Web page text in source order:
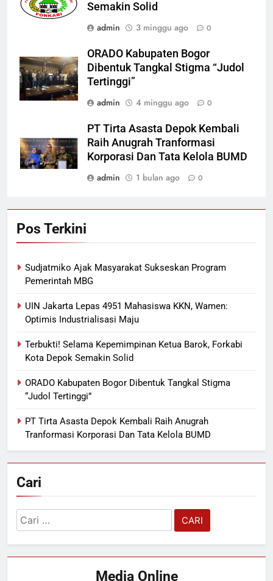
Semakin Solid
admin
3 minggu ago 0
ORADO Kabupaten Bogor
Dibentuk Tangkal Stigma “Judol
Tertinggi”
admin
4 minggu ago 0
PT Tirta Asasta Depok Kembali
Raih Anugrah Tranformasi
Korporasi Dan Tata Kelola BUMD
admin
1 bulan ago 0
Pos Terkini
Sudjatmiko Ajak Masyarakat Sukseskan Program
Pemerintah MBG
UIN Jakarta Lepas 4951 Mahasiswa KKN, Wamen:
Optimis Industrialisasi Maju
Terbukti! Selama Kepemimpinan Ketua Barok, Forkabi
Kota Depok Semakin Solid
ORADO Kabupaten Bogor Dibentuk Tangkal Stigma
“Judol Tertinggi”
PT Tirta Asasta Depok Kembali Raih Anugrah
Tranformasi Korporasi Dan Tata Kelola BUMD
Cari
Cari
untuk:
Media Online